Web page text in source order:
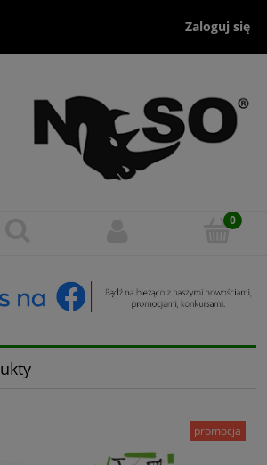
Zaloguj się
promocja